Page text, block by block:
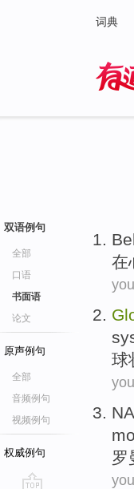
词典
双语例句
全部
口语
书面语
论文
原声例句
全部
音频例句
视频例句
权威例句
在
球
罗